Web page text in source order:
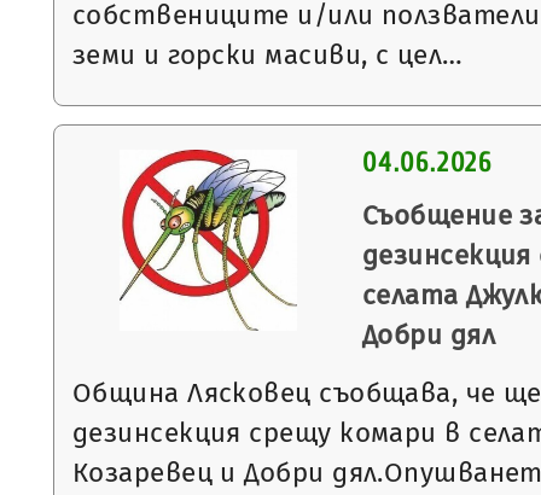
собствениците и/или
земи и горски масиви, с цел…
04.06.2026
Съобщение
селата
Добри дял
Община Лясковец съобщава, че
дезинсекция срещу комари в
Козаревец и Добри